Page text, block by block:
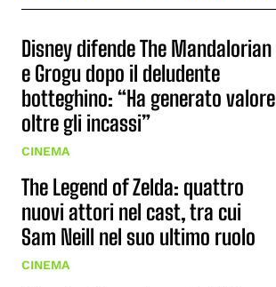
Disney difende The Mandalorian
e Grogu dopo il deludente
botteghino: “Ha generato valore
oltre gli incassi”
CINEMA
The Legend of Zelda: quattro
nuovi attori nel cast, tra cui
Sam Neill nel suo ultimo ruolo
CINEMA